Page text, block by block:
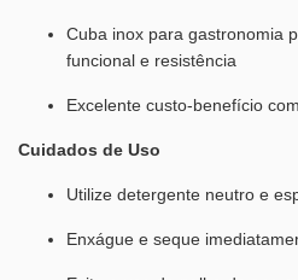
Cuba inox para gastronomia
funcional e resistência
Excelente custo-benefício
Cuidados de Uso
Utilize detergente neutro e
Enxágue e seque